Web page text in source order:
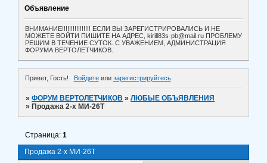
Объявление
ВНИМАНИЕ!!!!!!!!!!!!!!!! ЕСЛИ ВЫ ЗАРЕГИСТРИРОВАЛИСЬ И НЕ
МОЖЕТЕ ВОЙТИ ПИШИТЕ НА АДРЕС, kirill83s-pb@mail.ru ПРОБЛЕМУ
РЕШИМ В ТЕЧЕНИЕ СУТОК. С УВАЖЕНИЕМ, АДМИНИСТРАЦИЯ
ФОРУМА ВЕРТОЛЕТЧИКОВ.
Привет, Гость! Войдитеили зарегистрируйтесь.
»ФОРУМ ВЕРТОЛЕТЧИКОВ »ЛЮБЫЕ ОБЪЯВЛЕНИЯ
» Продажа 2-х МИ-26Т
Продажа 2-х МИ-26Т
Страница:1